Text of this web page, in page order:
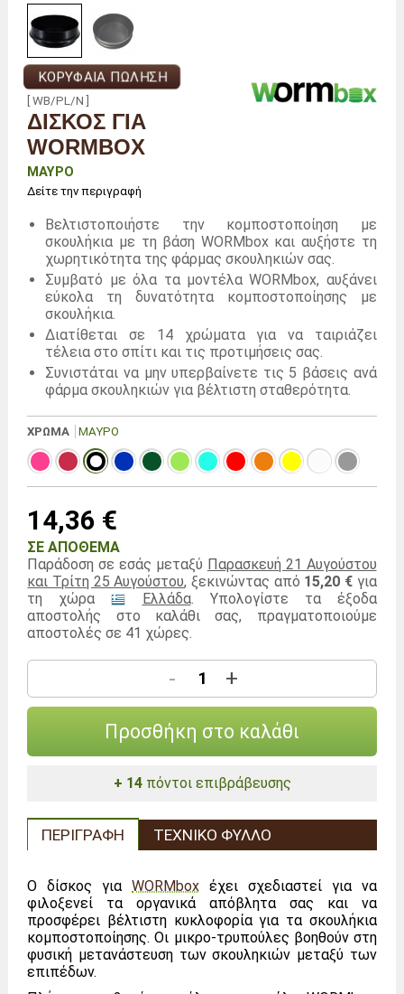
ΚΟΡΥΦΑΊΑ ΠΏΛΗΣΗ
[ WB/PL/N ]
ΔΊΣΚΟΣ ΓΙΑ
WORMBOX
ΜΑΎΡΟ
Δείτε την περιγραφή
Βελτιστοποιήστε την κομποστοποίηση με
σκουλήκια με τη βάση WORMbox και αυξήστε τη
χωρητικότητα της φάρμας σκουληκιών σας.
Συμβατό με όλα τα μοντέλα WORMbox, αυξάνει
εύκολα τη δυνατότητα κομποστοποίησης με
σκουλήκια.
Διατίθεται σε 14 χρώματα για να ταιριάζει
τέλεια στο σπίτι και τις προτιμήσεις σας.
Συνιστάται να μην υπερβαίνετε τις 5 βάσεις ανά
φάρμα σκουληκιών για βέλτιστη σταθερότητα.
ΧΡΩΜΑ ΜΑΎΡΟ
14,36 €
ΣΕ ΑΠΌΘΕΜΑ
Παράδοση σε εσάς μεταξύ Παρασκευή 21 Αυγούστου
και Τρίτη 25 Αυγούστου, ξεκινώντας από 15,20 €για
τη χώρα
Ελλάδα. Υπολογίστε τα έξοδα
αποστολής στο καλάθι σας, πραγματοποιούμε
αποστολές σε 41 χώρες.
- +
Προσθήκη στο καλάθι
+ 14πόντοι επιβράβευσης
ΠΕΡΙΓΡΑΦΉ ΤΕΧΝΙΚΌ ΦΎΛΛΟ
Ο δίσκος γιαWORMbox έχει σχεδιαστεί για να
φιλοξενεί τα οργανικά απόβλητα σας και να
προσφέρει βέλτιστη κυκλοφορία για τα σκουλήκια
κομποστοποίησης. Οι μικρο-τρυπούλες βοηθούν στη
φυσική μετανάστευση των σκουληκιών μεταξύ των
επιπέδων.